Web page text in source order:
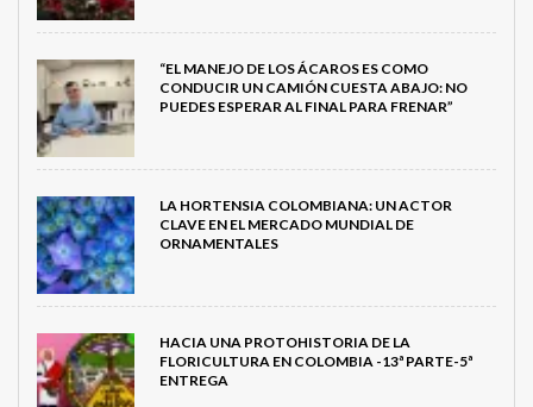
“EL MANEJO DE LOS ÁCAROS ES COMO
CONDUCIR UN CAMIÓN CUESTA ABAJO: NO
PUEDES ESPERAR AL FINAL PARA FRENAR”
LA HORTENSIA COLOMBIANA: UN ACTOR
CLAVE EN EL MERCADO MUNDIAL DE
ORNAMENTALES
HACIA UNA PROTOHISTORIA DE LA
FLORICULTURA EN COLOMBIA -13ª PARTE-5ª
ENTREGA